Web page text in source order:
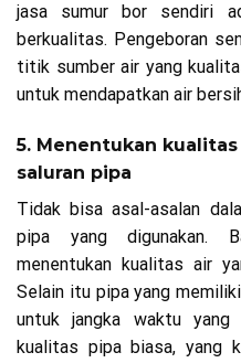
jasa sumur bor sendiri
berkualitas. Pengeboran
titik sumber air yang
untuk mendapatkan air
5. Menentukan
saluran pipa
Tidak bisa asal-asalan
pipa yang digunakan.
menentukan kualitas air
Selain itu pipa yang
untuk jangka waktu yang
kualitas pipa biasa, yang